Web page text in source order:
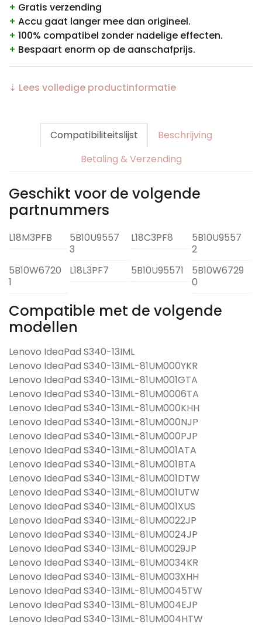
+ Gratis verzending
+ Accu gaat langer mee dan origineel.
+ 100% compatibel zonder nadelige effecten.
+ Bespaart enorm op de aanschafprijs.
⇣ Lees volledige productinformatie
Compatibiliteitslijst
Beschrijving
Betaling & Verzending
Geschikt voor de volgende
partnummers
L18M3PFB
5B10U9557
3
L18C3PF8
5B10U9557
2
5B10W6720
1
L18L3PF7 5B10U95571
5B10W6729
0
Compatible met de volgende
modellen
Lenovo IdeaPad S340-13IML
Lenovo IdeaPad S340-13IML-81UM000YKR
Lenovo IdeaPad S340-13IML-81UM001GTA
Lenovo IdeaPad S340-13IML-81UM0006TA
Lenovo IdeaPad S340-13IML-81UM000KHH
Lenovo IdeaPad S340-13IML-81UM000NJP
Lenovo IdeaPad S340-13IML-81UM000PJP
Lenovo IdeaPad S340-13IML-81UM001ATA
Lenovo IdeaPad S340-13IML-81UM001BTA
Lenovo IdeaPad S340-13IML-81UM001DTW
Lenovo IdeaPad S340-13IML-81UM001UTW
Lenovo IdeaPad S340-13IML-81UM001XUS
Lenovo IdeaPad S340-13IML-81UM0022JP
Lenovo IdeaPad S340-13IML-81UM0024JP
Lenovo IdeaPad S340-13IML-81UM0029JP
Lenovo IdeaPad S340-13IML-81UM0034KR
Lenovo IdeaPad S340-13IML-81UM003XHH
Lenovo IdeaPad S340-13IML-81UM0045TW
Lenovo IdeaPad S340-13IML-81UM004EJP
Lenovo IdeaPad S340-13IML-81UM004HTW